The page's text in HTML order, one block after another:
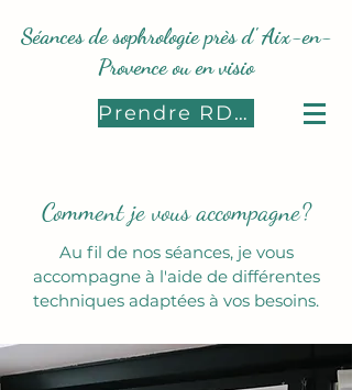
Séances de sophrologie près d' Aix-en-
Provence ou en visio
Prendre RDV
Comment je vous accompagne?
Au fil de nos séances, je vous
accompagne à l'aide de différentes
techniques adaptées à vos besoins.